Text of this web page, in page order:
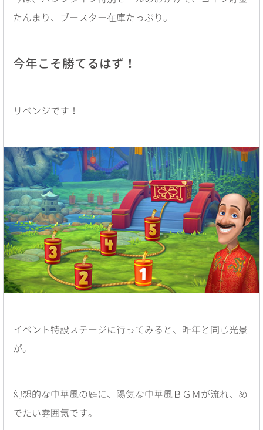
たんまり、ブースター在庫たっぷり。
今年こそ勝てるはず！
リベンジです！
イベント特設ステージに行ってみると、昨年と同じ光景
が。
幻想的な中華風の庭に、陽気な中華風ＢＧＭが流れ、め
でたい雰囲気です。